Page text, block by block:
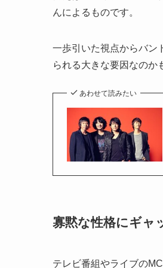
んによるものです。
一歩引いた視点からバン
られる大きな要因なのか
あわせて読みたい
寡黙な性格にギャ
テレビ番組やライブの